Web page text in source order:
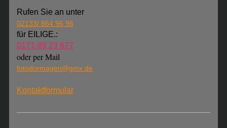
Rufen Sie an unter
02133/ 864 96 96
für EILIGE.:
0171-89 23 677
oder per Mail
fotodormagen@gmx.de
Kontaktformular